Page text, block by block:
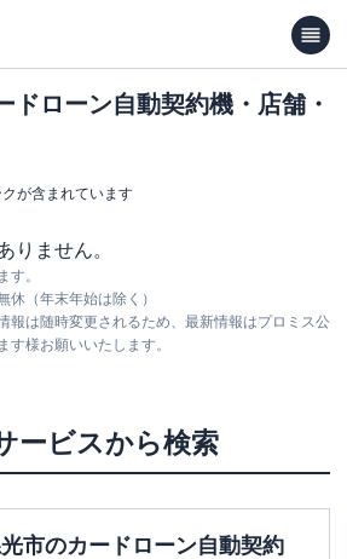
ドローン自動契約機・店舗・
が含まれています
りません。
す。
休（年末年始は除く）
報は随時変更されるため、最新情報はプロミス公
す様お願いいたします。
ービスから検索
市のカードローン自動契約